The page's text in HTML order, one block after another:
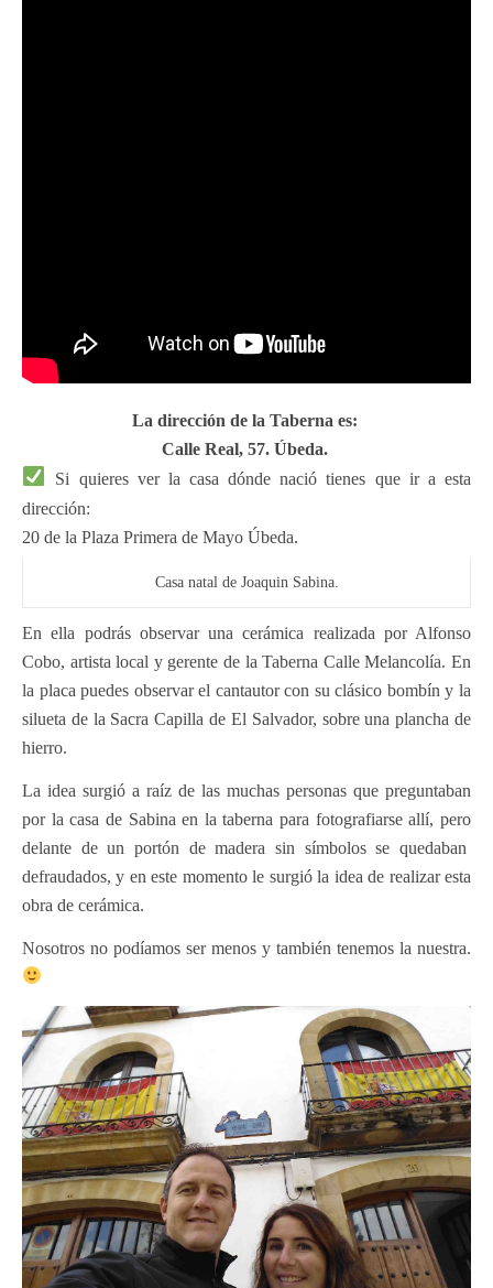
La dirección de la Taberna es:
Calle Real, 57. Úbeda.
Si quieres ver la casa dónde nació tienes que ir a esta
dirección:
20 de la Plaza Primera de Mayo Úbeda.
Casa natal de Joaquin Sabina.
En ella podrás observar una cerámica realizada por Alfonso
Cobo, artista local y gerente de la Taberna Calle Melancolía. En
la placa puedes observar el cantautor con su clásico bombín y la
silueta de la Sacra Capilla de El Salvador, sobre una plancha de
hierro.
La idea surgió a raíz de las muchas personas que preguntaban
por la casa de Sabina en la taberna para fotografiarse allí, pero
delante de un portón de madera sin símbolos se quedaban
defraudados, y en este momento le surgió la idea de realizar esta
obra de cerámica.
Nosotros no podíamos ser menos y también tenemos la nuestra.